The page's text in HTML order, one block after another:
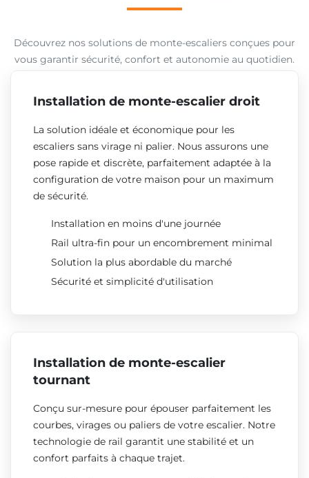
Découvrez nos solutions de monte-escaliers conçues pour
vous garantir sécurité, confort et autonomie au quotidien.
Installation de monte-escalier droit
La solution idéale et économique pour les
escaliers sans virage ni palier. Nous assurons une
pose rapide et discrète, parfaitement adaptée à la
configuration de votre maison pour un maximum
de sécurité.
Installation en moins d'une journée
Rail ultra-fin pour un encombrement minimal
Solution la plus abordable du marché
Sécurité et simplicité d'utilisation
Installation de monte-escalier
tournant
Conçu sur-mesure pour épouser parfaitement les
courbes, virages ou paliers de votre escalier. Notre
technologie de rail garantit une stabilité et un
confort parfaits à chaque trajet.